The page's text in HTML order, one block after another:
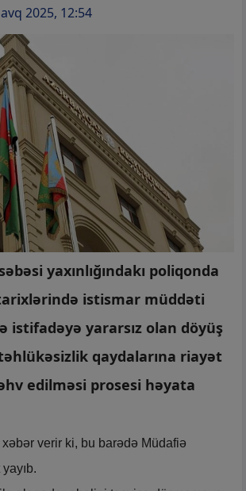
2025, 12:54
yaxınlığındakı poliqonda
istismar müddəti
istifadəyə yararsız olan döyüş
qaydalarına riayət
edilməsi prosesi həyata
xəbər verir ki, bu barədə Müdafiə